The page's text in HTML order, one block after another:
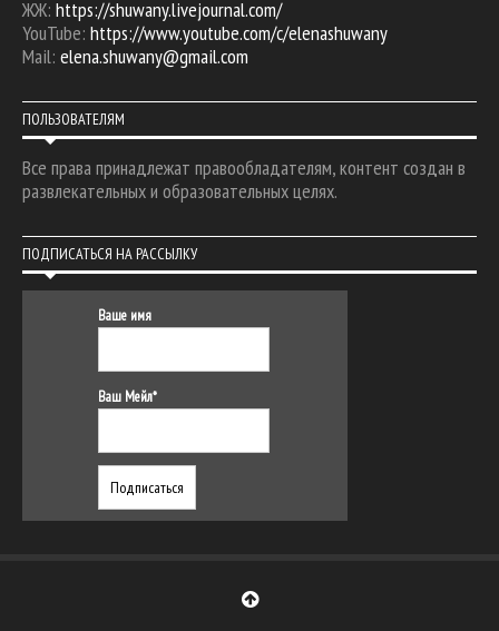
ЖЖ: https://shuwany.livejournal.com/
YouTube: https://www.youtube.com/c/elenashuwany
Mail: elena.shuwany@gmail.com
ПОЛЬЗОВАТЕЛЯМ
Все права принадлежат правообладателям, контент создан в
развлекательных и образовательных целях.
ПОДПИСАТЬСЯ НА РАССЫЛКУ
Ваше имя
Ваш Мейл*